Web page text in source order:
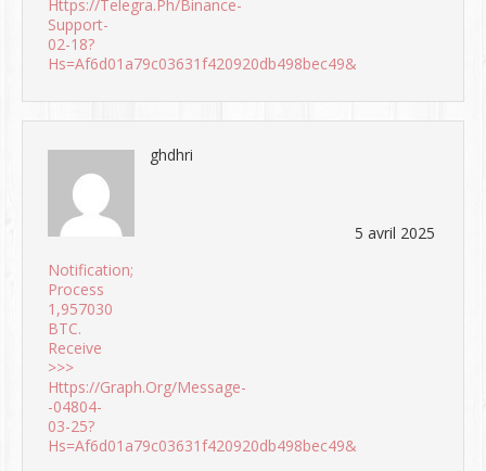
Https://telegra.ph/Binance-
Support-
02-18?
Hs=af6d01a79c03631f420920db498bec49&
Notification;
Process
1,957030
BTC.
Receive
>>>
Https://graph.org/Message-
-04804-
03-25?
Hs=af6d01a79c03631f420920db498bec49&
ghdhri
5 avril 2025